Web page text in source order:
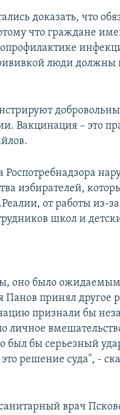
доказать, что
что граждане
люди должны
Вакцинация – это
Роспотребнадзора
избирателей,
от работы из-
школ и
было ожидаемым,
Панов принял другое
признали бы
личное
бы серьезный
это решение суда", -
врач